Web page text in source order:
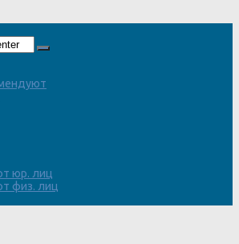
юр. лиц
физ. лиц